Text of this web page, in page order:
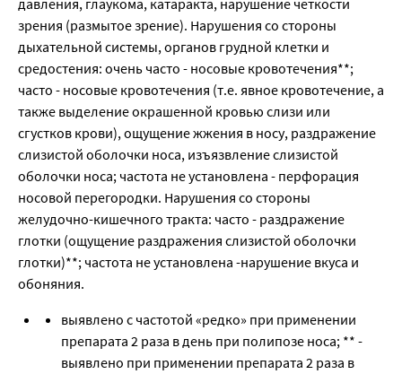
давления, глаукома, катаракта, нарушение четкости
зрения (размытое зрение). Нарушения со стороны
дыхательной системы, органов грудной клетки и
средостения: очень часто - носовые кровотечения**;
часто - носовые кровотечения (т.е. явное кровотечение, а
также выделение окрашенной кровью слизи или
сгустков крови), ощущение жжения в носу, раздражение
слизистой оболочки носа, изъязвление слизистой
оболочки носа; частота не установлена - перфорация
носовой перегородки. Нарушения со стороны
желудочно-кишечного тракта: часто - раздражение
глотки (ощущение раздражения слизистой оболочки
глотки)**; частота не установлена -нарушение вкуса и
обоняния.
выявлено с частотой «редко» при применении
препарата 2 раза в день при полипозе носа; ** -
выявлено при применении препарата 2 раза в